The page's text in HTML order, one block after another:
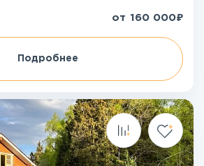
от 160 000₽
Подробнее